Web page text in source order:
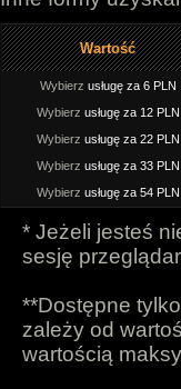
Wartość
Wybierz usługę za 6 PLN
Wybierz usługę za 12 PLN
Wybierz usługę za 22 PLN
Wybierz usługę za 33 PLN
Wybierz usługę za 54 PLN
* Jeżeli jesteś
sesję
**Dostępne
zależy od
wartością